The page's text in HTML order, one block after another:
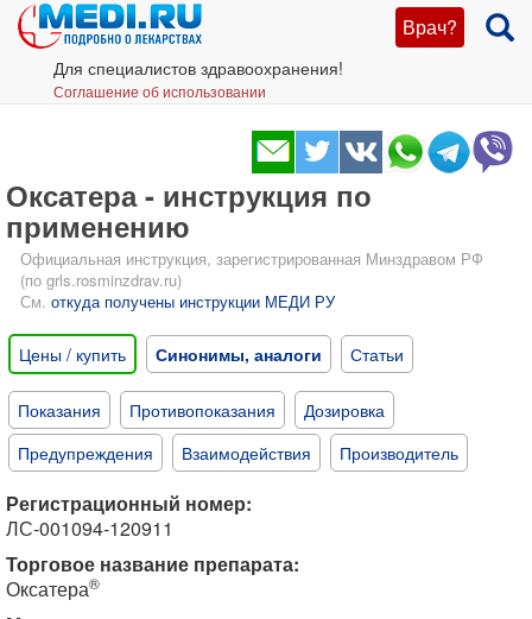
Врач?
Для специалистов здравоохранения!
Соглашение об использовании
Оксатера - инструкция по
применению
Официальная инструкция, зарегистрированная Минздравом РФ
(по grls.rosminzdrav.ru)
См. откуда получены инструкции МЕДИ РУ
Цены / купить Синонимы, аналоги Статьи
Показания Противопоказания
Дозировка
Предупреждения
Взаимодействия Производитель
Регистрационный номер:
ЛС-001094-120911
Торговое название препарата:
Оксатера®